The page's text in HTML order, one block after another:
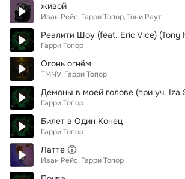
живой
Иван Рейс Гарри Топор Тони Раут
Реалити Шоу (feat. Eric Vice) (Tony
Гарри Топор
Огонь огнём
TMNV Гарри Топор
Демоны в моей голове (при уч. Iza
Гарри Топор
Билет в Один Конец
Гарри Топор
Латте
Иван Рейс Гарри Топор